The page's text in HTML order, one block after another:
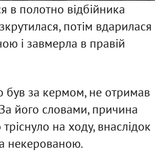
полотно відбійника
потім вдарилася
і завмерла в правій
був за кермом, не отримав
його словами, причина
на ходу, внаслідок
некерованою.